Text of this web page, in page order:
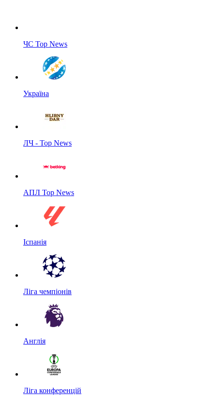
ЧС Top News
Україна
ЛЧ - Top News
АПЛ Top News
Іспанія
Ліга чемпіонів
Англія
Ліга конференцій